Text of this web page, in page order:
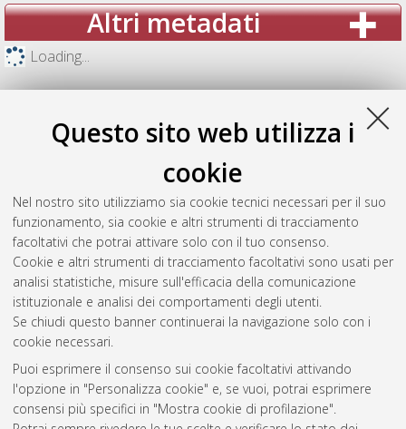
Questo sito web utilizza i
cookie
Nel nostro sito utilizziamo sia cookie tecnici necessari per il suo
funzionamento, sia cookie e altri strumenti di tracciamento
facoltativi che potrai attivare solo con il tuo consenso.
Cookie e altri strumenti di tracciamento facoltativi sono usati per
analisi statistiche, misure sull'efficacia della comunicazione
istituzionale e analisi dei comportamenti degli utenti.
Se chiudi questo banner continuerai la navigazione solo con i
cookie necessari.
Puoi esprimere il consenso sui cookie facoltativi attivando
l'opzione in "Personalizza cookie" e, se vuoi, potrai esprimere
consensi più specifici in "Mostra cookie di profilazione".
Altri metadati
Loading...
Gestione del documento:
Atom
Rss 1.0